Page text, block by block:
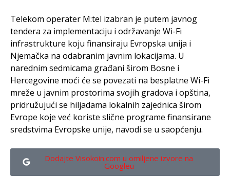
Telekom operater M:tel izabran je putem javnog
tendera za implementaciju i održavanje Wi-Fi
infrastrukture koju finansiraju Evropska unija i
Njemačka na odabranim javnim lokacijama. U
narednim sedmicama građani širom Bosne i
Hercegovine moći će se povezati na besplatne Wi-Fi
mreže u javnim prostorima svojih gradova i opština,
pridružujući se hiljadama lokalnih zajednica širom
Evrope koje već koriste slične programe finansirane
sredstvima Evropske unije, navodi se u saopćenju.
Dodajte Visokoin.com u omiljene izvore na
Googleu